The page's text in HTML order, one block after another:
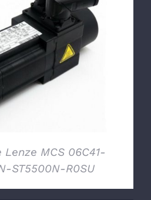
MCS 06C41-
ST5500N-R0SU